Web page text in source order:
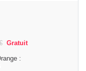
Gratuit
: